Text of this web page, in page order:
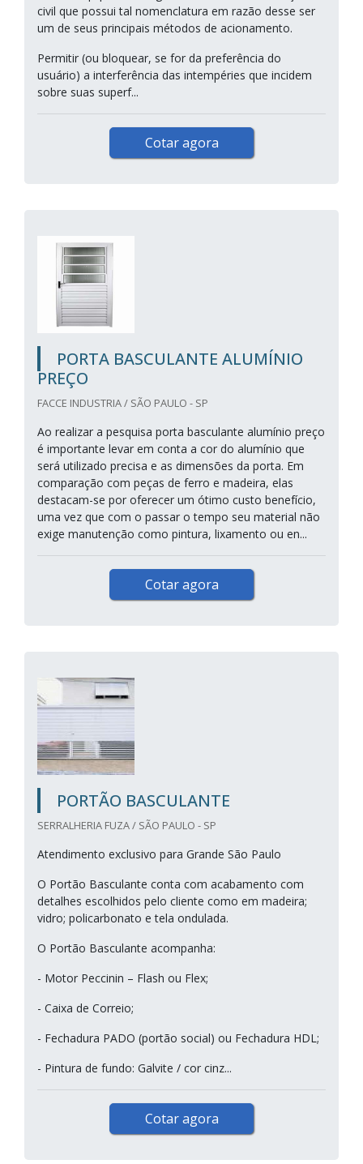
civil que possui tal nomenclatura em razão desse ser
um de seus principais métodos de acionamento.
Permitir (ou bloquear, se for da preferência do
usuário) a interferência das intempéries que incidem
sobre suas superf...
Cotar agora
PORTA BASCULANTE ALUMÍNIO
PREÇO
FACCE INDUSTRIA / SÃO PAULO - SP
Ao realizar a pesquisa porta basculante alumínio preço
é importante levar em conta a cor do alumínio que
será utilizado precisa e as dimensões da porta. Em
comparação com peças de ferro e madeira, elas
destacam-se por oferecer um ótimo custo benefício,
uma vez que com o passar o tempo seu material não
exige manutenção como pintura, lixamento ou en...
Cotar agora
PORTÃO BASCULANTE
SERRALHERIA FUZA / SÃO PAULO - SP
Atendimento exclusivo para Grande São Paulo
O Portão Basculante conta com acabamento com
detalhes escolhidos pelo cliente como em madeira;
vidro; policarbonato e tela ondulada.
O Portão Basculante acompanha:
- Motor Peccinin – Flash ou Flex;
- Caixa de Correio;
- Fechadura PADO (portão social) ou Fechadura HDL;
- Pintura de fundo: Galvite / cor cinz...
Cotar agora